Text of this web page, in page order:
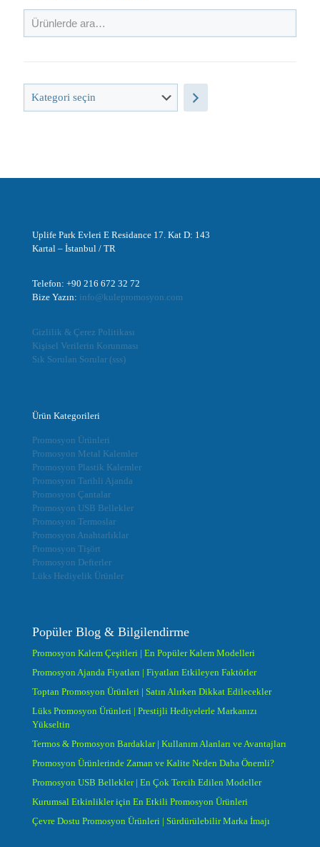
Kategori
Uplife Park Evleri E Residance 17. Kat D: 143
Kartal – İstanbul / TR
Telefon: +90 216 672 32 72
Bize Yazın: info@kulepromosyon.com
Gizlilik & Çerez Politikası
Kişisel Verilerin Korunması
Sık Sorulan Sorular (sss)
Ürün Kategorileri
Promosyon Ürünleri
Promosyon Metal Kalemler
Promosyon Plastik Kalemler
Promosyon Tarihli Ajanda
Promosyon Çantalar
Promosyon USB Bellekler
Promosyon Termoslar
Promosyon Anahtarlıklar
Promosyon Tişört
Promosyon Defterler
Lüks Hediyelik Ürünler
Popüler Blog & Bilgilendirme
Promosyon Kalem Çeşitleri | En Popüler Kalem Modelleri
Promosyon Ajanda Fiyatları | Fiyatları Etkileyen Faktörler
Toptan Promosyon Ürünleri | Satın Alırken Dikkat Edilecekler
Lüks Promosyon Ürünleri | Prestijli Hediyelerle Markanızı
Yükseltin
Termos & Promosyon Bardaklar | Kullanım Alanları ve Avantajları
Promosyon Ürünlerinde Zaman ve Kalite Neden Daha Önemli?
Promosyon USB Bellekler | En Çok Tercih Edilen Modeller
Kurumsal Etkinlikler için En Etkili Promosyon Ürünleri
Çevre Dostu Promosyon Ürünleri | Sürdürülebilir Marka İmajı